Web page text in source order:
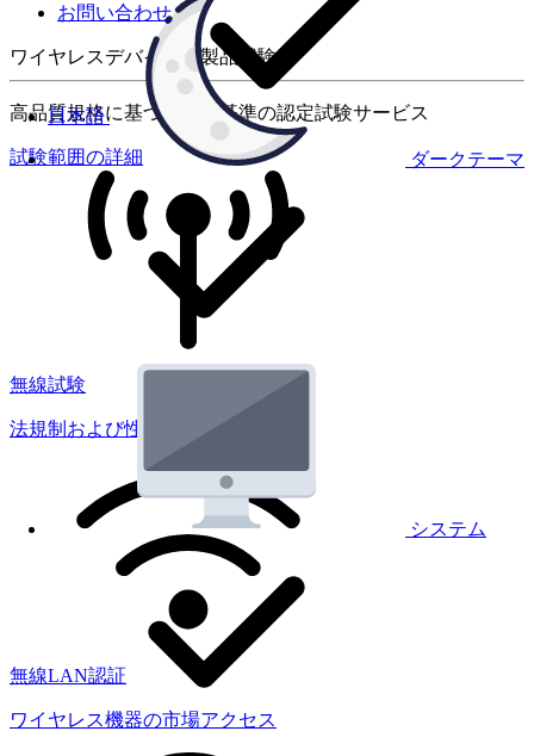
ダークテーマ
システム
日本語
お問い合わせ
ワイヤレスデバイスの製品試験
高品質規格に基づく国際基準の認定試験サービス
試験範囲の詳細
無線試験
法規制および性能試験
無線LAN認証
ワイヤレス機器の市場アクセス